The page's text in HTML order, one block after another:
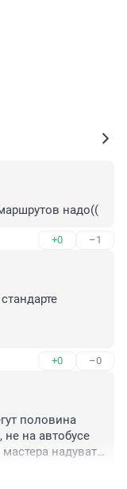
надо((
+0 –1
+0 –0
половина
не на автобусе
надувать